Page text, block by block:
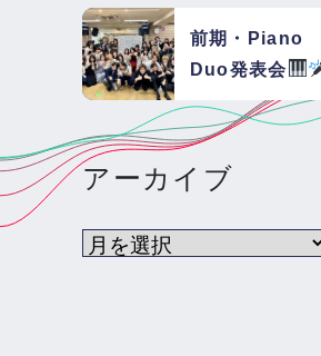
前期・Piano
Duo発表会
アーカイブ